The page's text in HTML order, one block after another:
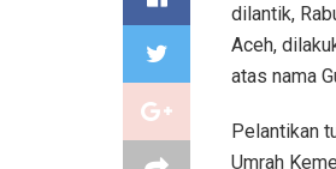
dilantik,
Aceh,
atas nama
Pelantikan
Umrah